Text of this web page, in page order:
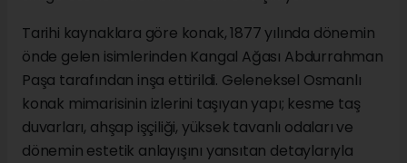
Tarihi kaynaklara göre konak, 1877 yılında dönemin
önde gelen isimlerinden Kangal Ağası Abdurrahman
Paşa tarafından inşa ettirildi. Geleneksel Osmanlı
konak mimarisinin izlerini taşıyan yapı; kesme taş
duvarları, ahşap işçiliği, yüksek tavanlı odaları ve
dönemin estetik anlayışını yansıtan detaylarıyla